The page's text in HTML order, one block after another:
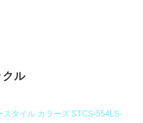
クル
スタイル カラーズ STCS-554LS-